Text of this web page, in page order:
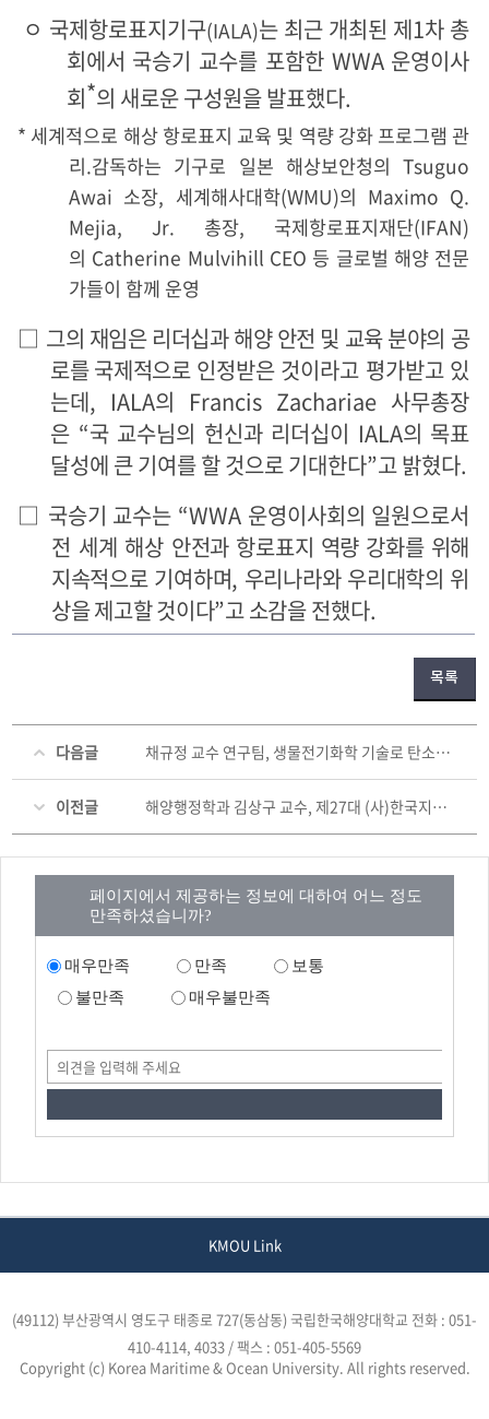
ㅇ 국제항로표지기구(IALA)는 최근 개최된 제1차 총
회에서 국승기 교수를 포함한 WWA 운영이사
회*의 새로운 구성원을 발표했다.
* 세계적으로 해상 항로표지 교육 및 역량 강화 프로그램 관
리.감독하는 기구로 일본 해상보안청의Tsuguo
Awai 소장, 세계해사대학(WMU)의 Maximo Q.
Mejia, Jr. 총장, 국제항로표지재단(IFAN)
의 Catherine Mulvihill CEO 등 글로벌 해양 전문
가들이 함께 운영
□ 그의 재임은 리더십과 해양 안전 및 교육 분야의 공
로를 국제적으로 인정받은 것이라고 평가받고 있
는데, IALA의 Francis Zachariae 사무총장
은 “국 교수님의 헌신과 리더십이 IALA의 목표
달성에 큰 기여를 할 것으로 기대한다”고 밝혔다.
□ 국승기 교수는 “WWA 운영이사회의 일원으로서
전 세계 해상 안전과 항로표지 역량 강화를 위해
지속적으로 기여하며, 우리나라와 우리대학의 위
상을 제고할 것이다”고 소감을전했다.
목록
다음글 채규정 교수 연구팀, 생물전기화학 기술로 탄소중립 및 수소 생산 '두 마리 토끼' 잡아
이전글 해양행정학과 김상구 교수, 제27대 (사)한국지방정부학회 회장 취임
페이지에서 제공하는 정보에 대하여 어느 정도
만족하셨습니까?
매우만족 만족
보통
불만족
매우불만족
KMOU Link
(49112) 부산광역시 영도구 태종로 727(동삼동) 국립한국해양대학교 전화 : 051-
410-4114, 4033 / 팩스 : 051-405-5569
Copyright (c) Korea Maritime & Ocean University. All rights reserved.